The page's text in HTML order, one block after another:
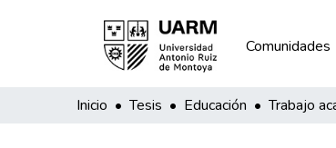
Comunidades
Inicio Tesis Educación Trabajo